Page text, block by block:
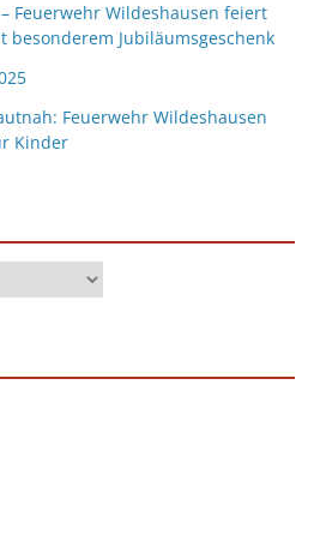
Feuerwehr Wildeshausen feiert
besonderem Jubiläumsgeschenk
Feuerwehr Wildeshausen
Kinder